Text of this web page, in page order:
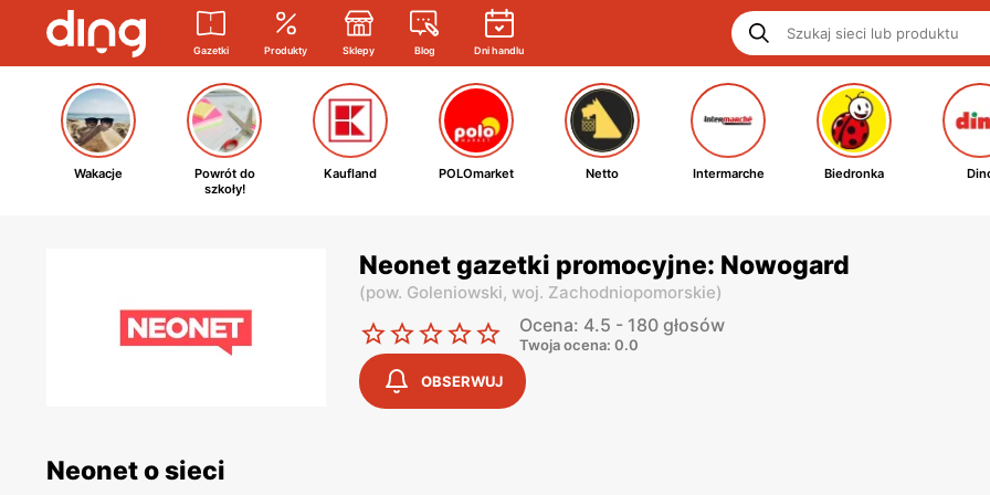
Gazetki Produkty Sklepy Blog Dni handlu
Wakacje
Powrót do
szkoły!
Kaufland POLOmarket Netto Intermarche Biedronka
Neonet gazetki promocyjne: Nowogard
(pow. Goleniowski, woj. Zachodniopomorskie)
Ocena: 4.5 - 180 głosów
Twoja ocena: 0.0
OBSERWUJ
Neonet o sieci